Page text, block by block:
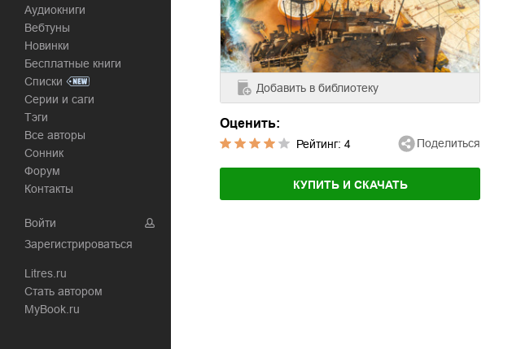
Аудиокниги
Вебтуны
Новинки
Бесплатные книги
Списки
Серии и саги
Тэги
Все авторы
Сонник
Форум
Контакты
Войти
Зарегистрироваться
Litres.ru
Стать автором
MyBook.ru
Добавить в библиотеку
Оценить:
Рейтинг: 4 Поделиться
КУПИТЬ И СКАЧАТЬ